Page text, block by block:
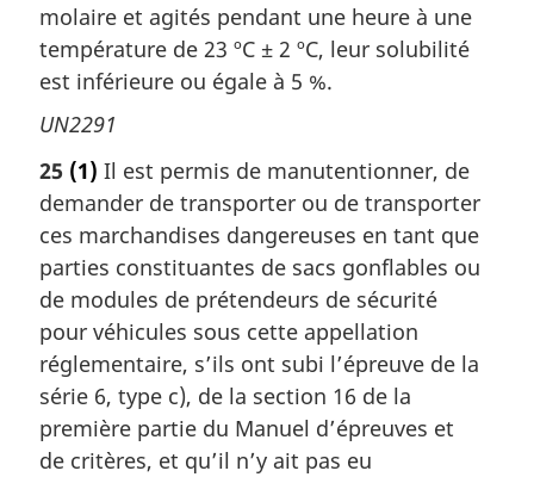
molaire et agités pendant une heure à une
température de 23 ºC ± 2 ºC, leur solubilité
est inférieure ou égale à 5 %.
UN2291
25 (1) Il est permis de manutentionner, de
demander de transporter ou de transporter
ces marchandises dangereuses en tant que
parties constituantes de sacs gonflables ou
de modules de prétendeurs de sécurité
pour véhicules sous cette appellation
réglementaire, s’ils ont subi l’épreuve de la
série 6, type c), de la section 16 de la
première partie du Manuel d’épreuves et
de critères, et qu’il n’y ait pas eu